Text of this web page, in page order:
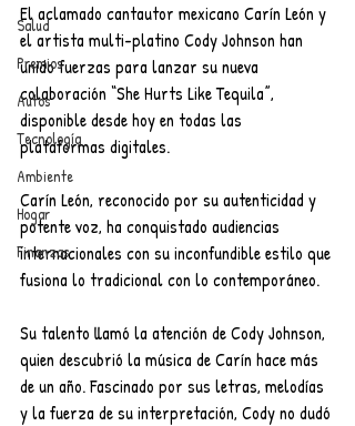
Salud
Premios
Autos
Tecnología
Ambiente
Hogar
Finanzas
El aclamado cantautor mexicano Carín León y
el artista multi-platino Cody Johnson han
unido fuerzas para lanzar su nueva
colaboración “She Hurts Like Tequila”,
disponible desde hoy en todas las
plataformas digitales.
Carín León, reconocido por su autenticidad y
potente voz, ha conquistado audiencias
internacionales con su inconfundible estilo que
fusiona lo tradicional con lo contemporáneo.
Su talento llamó la atención de Cody Johnson,
quien descubrió la música de Carín hace más
de un año. Fascinado por sus letras, melodías
y la fuerza de su interpretación, Cody no dudó